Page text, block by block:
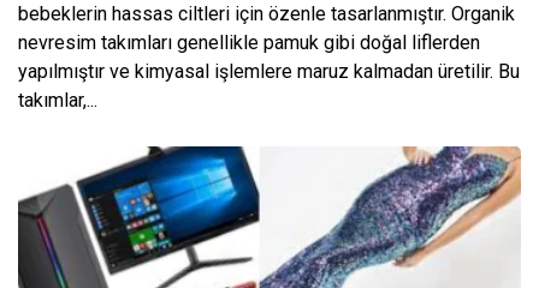
bebeklerin hassas ciltleri için özenle tasarlanmıştır. Organik
nevresim takımları genellikle pamuk gibi doğal liflerden
yapılmıştır ve kimyasal işlemlere maruz kalmadan üretilir. Bu
takımlar,...